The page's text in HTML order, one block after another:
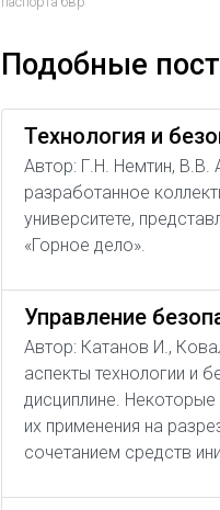
Подобные
Технология и
Автор: Г.Н. Немтин,
разработанное
университете,
«Горное дело».
Управление
Автор: Катанов И.,
аспекты технологии и
дисциплине.
их применения на
сочетанием средств